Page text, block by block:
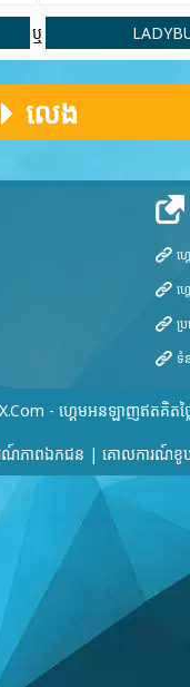
ឬ
លេង
- ហ្គេមអនឡាញឥតគិតថ្ល
ណ៍​ភាព​ឯកជន | គោលការណ៍